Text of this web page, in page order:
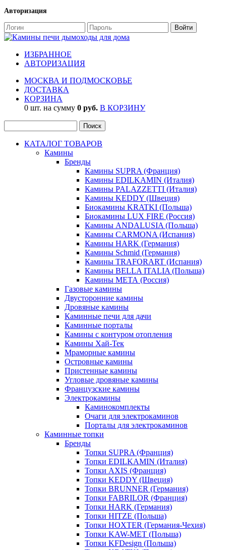
Авторизация
ИЗБРАННОЕ
АВТОРИЗАЦИЯ
МОСКВА И ПОДМОСКОВЬЕ
ДОСТАВКА
КОРЗИНА
0 шт. на сумму 0 руб. В КОРЗИНУ
КАТАЛОГ ТОВАРОВ
Камины
Бренды
Камины SUPRA (Франция)
Камины EDILKAMIN (Италия)
Камины PALAZZETTI (Италия)
Камины KEDDY (Швеция)
Биокамины KRATKI (Польша)
Биокамины LUX FIRE (Россия)
Камины ANDALUSIA (Польша)
Камины CARMONA (Испания)
Камины HARK (Германия)
Камины Schmid (Германия)
Камины TRAFORART (Испания)
Камины BELLA ITALIA (Польша)
Камины МЕТА (Россия)
Газовые камины
Двусторонние камины
Дровяные камины
Каминные печи для дачи
Каминные порталы
Камины с контуром отопления
Камины Хай-Тек
Мраморные камины
Островные камины
Пристенные камины
Угловые дровяные камины
Французские камины
Электрокамины
Каминокомплекты
Очаги для электрокаминов
Порталы для электрокаминов
Каминные топки
Бренды
Топки SUPRA (Франция)
Топки EDILKAMIN (Италия)
Топки AXIS (Франция)
Топки KEDDY (Швеция)
Топки BRUNNER (Германия)
Топки FABRILOR (Франция)
Топки HARK (Германия)
Топки HITZE (Польша)
Топки HOXTER (Германия-Чехия)
Топки KAW-MET (Польша)
Топки KFDesign (Польша)